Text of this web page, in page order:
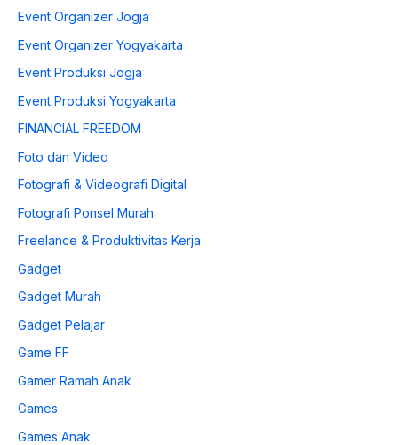
Event Organizer Jogja
Event Organizer Yogyakarta
Event Produksi Jogja
Event Produksi Yogyakarta
FINANCIAL FREEDOM
Foto dan Video
Fotografi & Videografi Digital
Fotografi Ponsel Murah
Freelance & Produktivitas Kerja
Gadget
Gadget Murah
Gadget Pelajar
Game FF
Gamer Ramah Anak
Games
Games Anak